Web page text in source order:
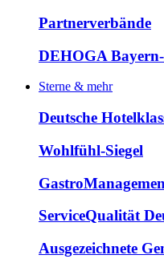
Partnerverbände
DEHOGA
Sterne & mehr
Deutsche
Wohlfühl-Siegel
ServiceQualität
Ausgezeichnete